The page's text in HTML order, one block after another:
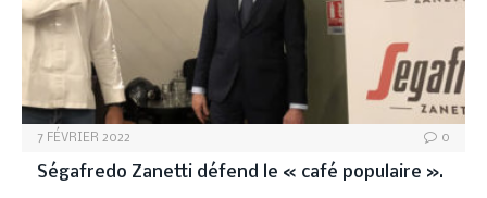
7 FÉVRIER 2022 0
Ségafredo Zanetti défend le « café populaire ».